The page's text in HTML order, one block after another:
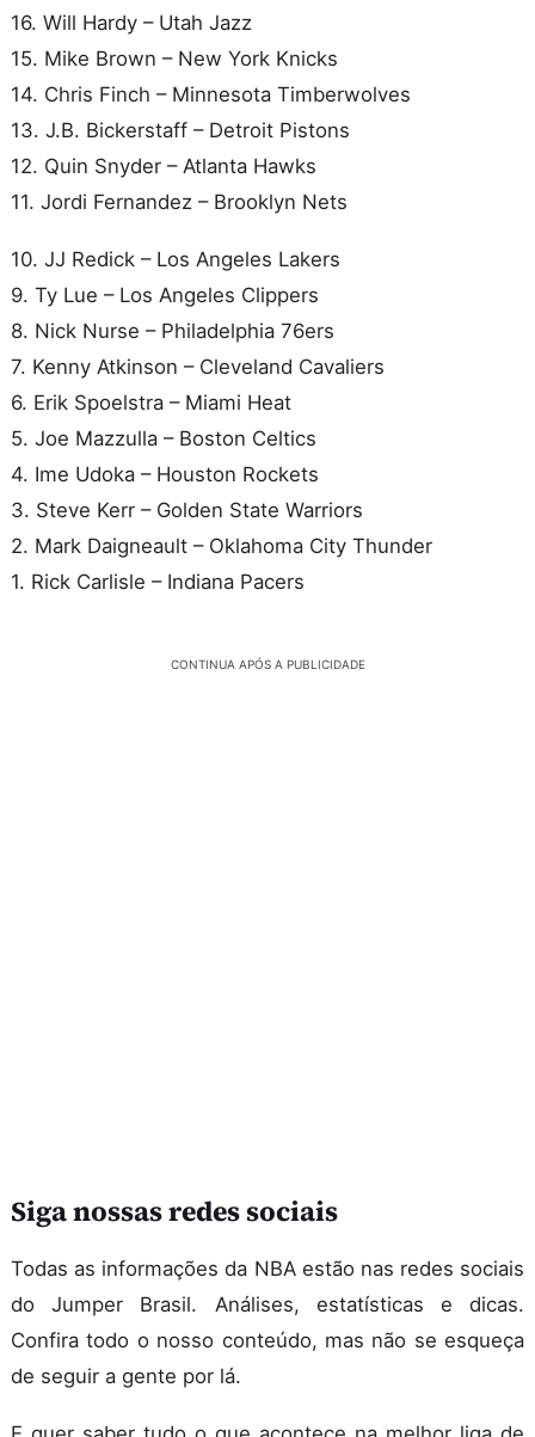
16. Will Hardy – Utah Jazz
15. Mike Brown – New York Knicks
14. Chris Finch – Minnesota Timberwolves
13. J.B. Bickerstaff – Detroit Pistons
12. Quin Snyder – Atlanta Hawks
11. Jordi Fernandez – Brooklyn Nets
10. JJ Redick – Los Angeles Lakers
9. Ty Lue – Los Angeles Clippers
8. Nick Nurse – Philadelphia 76ers
7. Kenny Atkinson – Cleveland Cavaliers
6. Erik Spoelstra – Miami Heat
5. Joe Mazzulla – Boston Celtics
4. Ime Udoka – Houston Rockets
3. Steve Kerr – Golden State Warriors
2. Mark Daigneault – Oklahoma City Thunder
1. Rick Carlisle – Indiana Pacers
CONTINUA APÓS A PUBLICIDADE
Siga nossas redes sociais
Todas as informações da NBA estão nas redes sociais
do Jumper Brasil. Análises, estatísticas e dicas.
Confira todo o nosso conteúdo, mas não se esqueça
de seguir a gente por lá.